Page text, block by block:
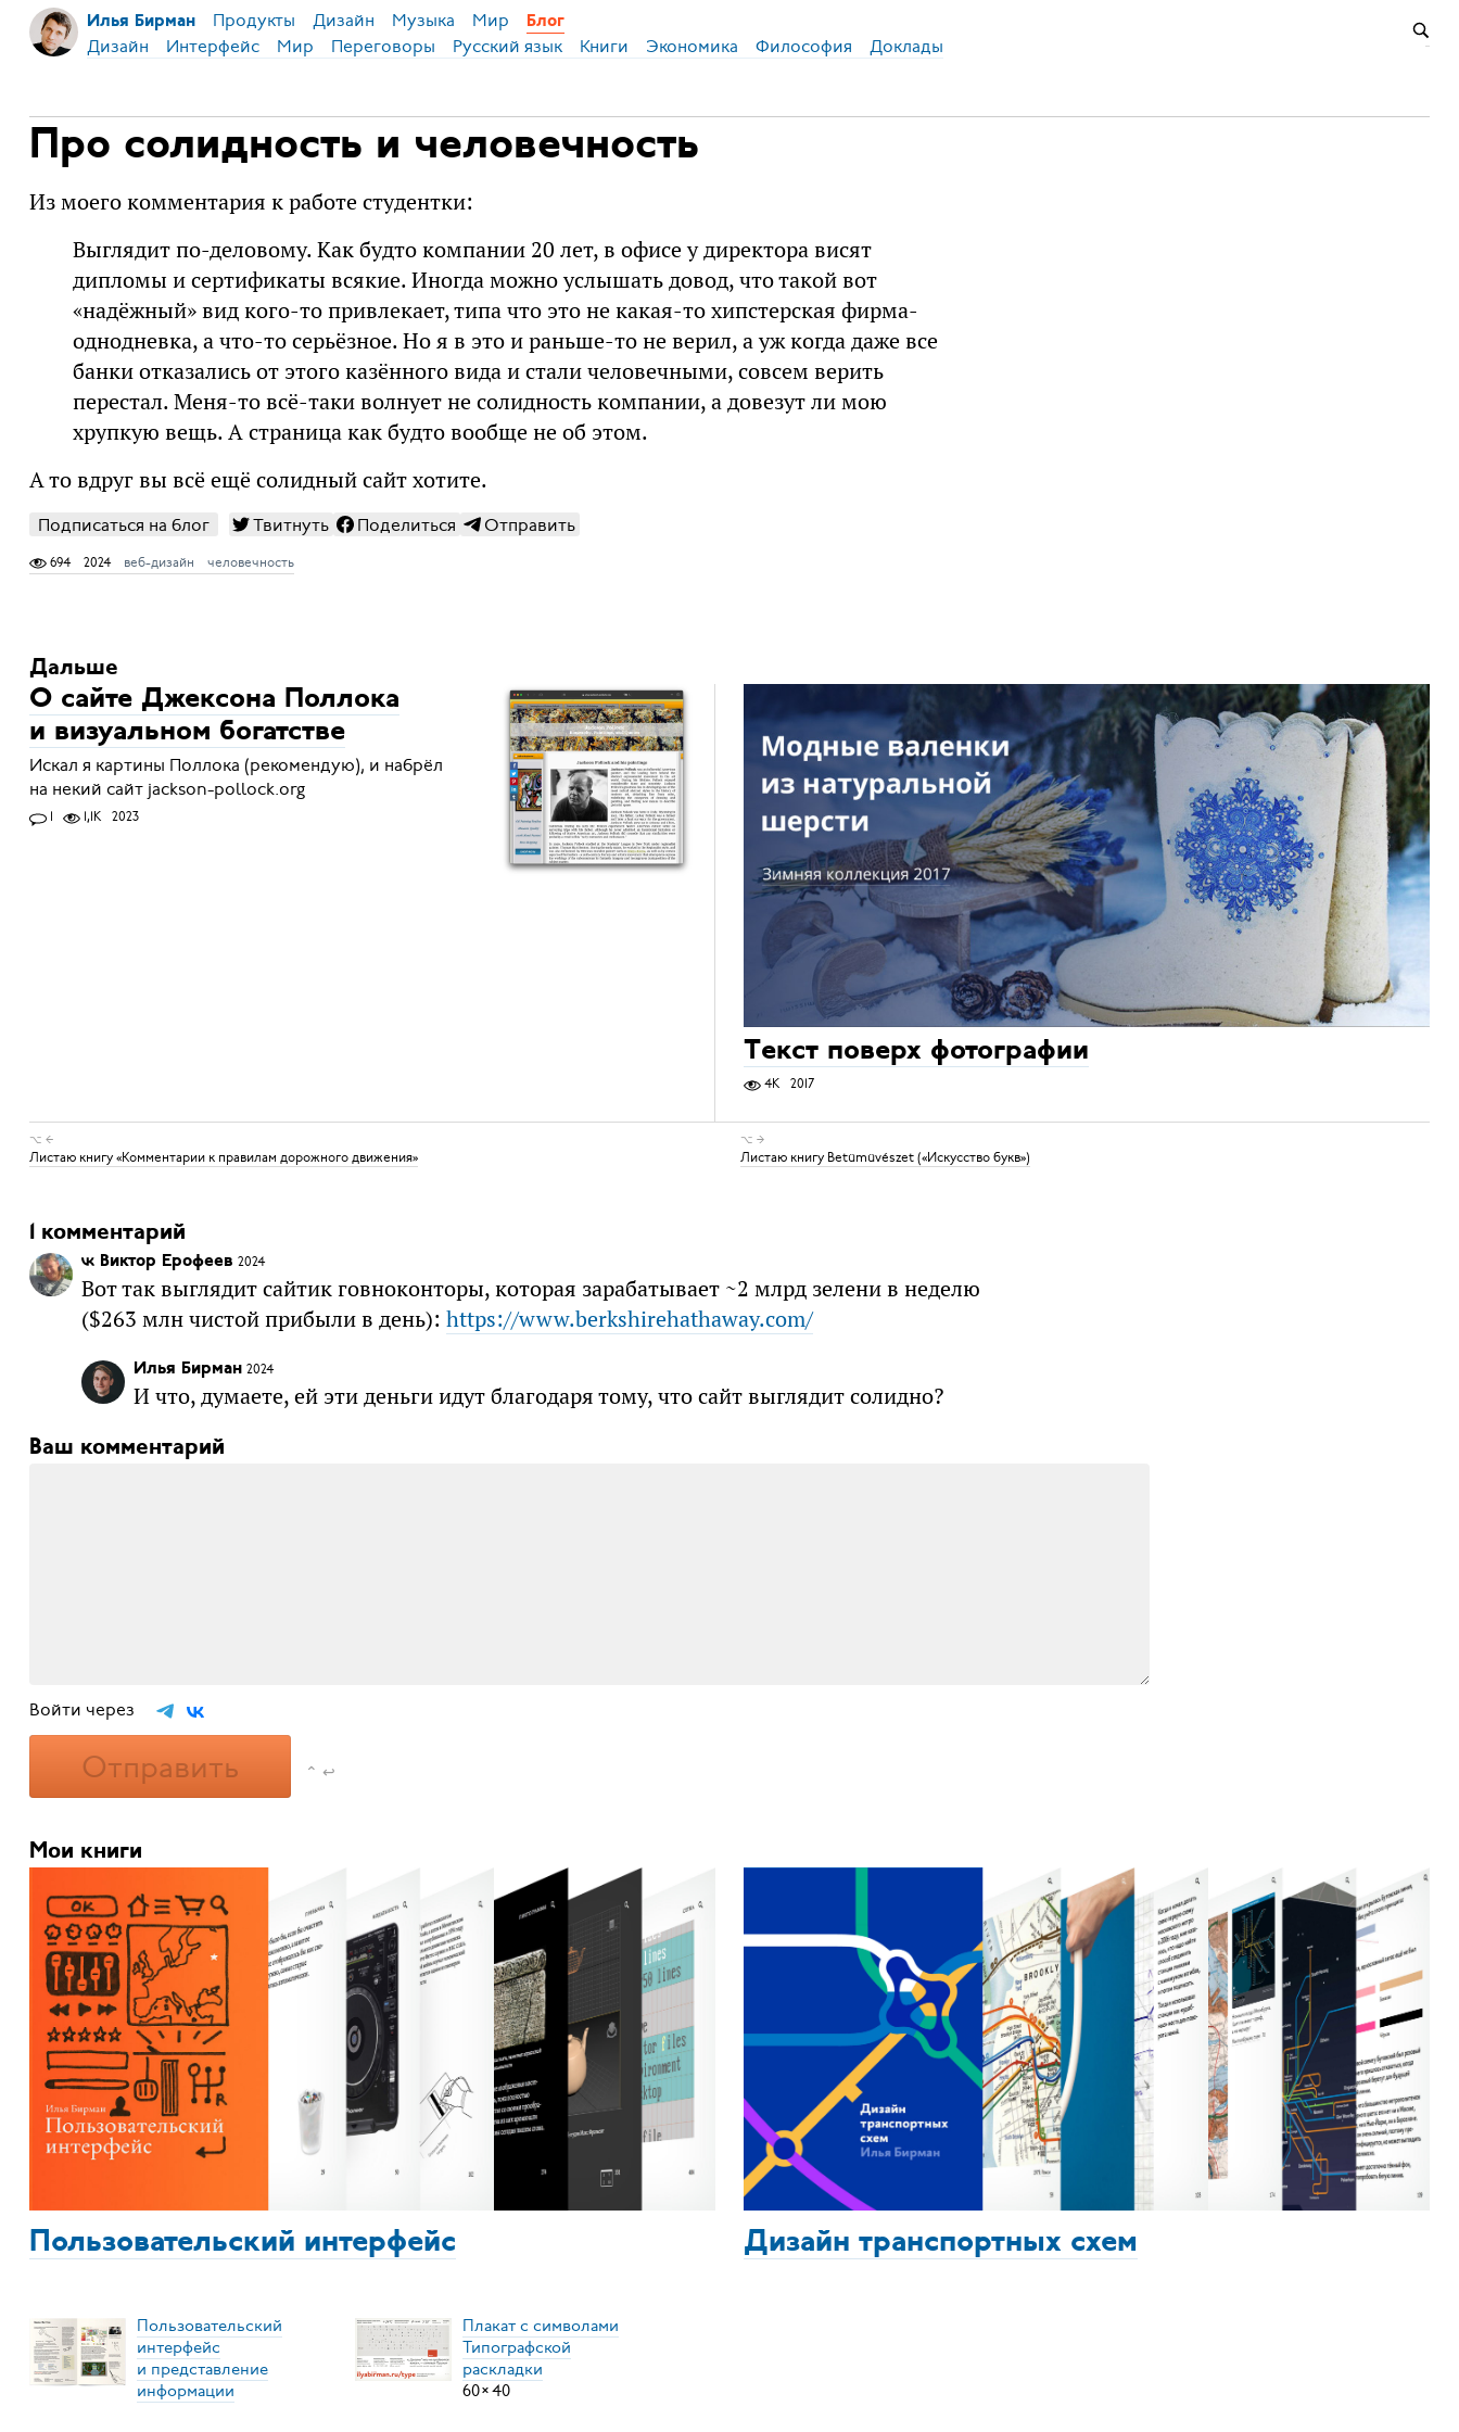
Илья Бирман Продукты Дизайн Музыка Мир Блог
Дизайн Интерфейс Мир Переговоры Русский язык Книги Экономика Философия Доклады
Про солидность и человечность
Из моего комментария к работе студентки:
Выглядит по-деловому. Как будто компании 20 лет, в офисе у директора висят
дипломы и сертификаты всякие. Иногда можно услышать довод, что такой вот
«надёжный» вид кого-то привлекает, типа что это не какая-то хипстерская фирма-
однодневка, а что-то серьёзное. Но я в это и раньше-то не верил, а уж когда даже все
банки отказались от этого казённого вида и стали человечными, совсем верить
перестал. Меня-то всё-таки волнует не солидность компании, а довезут ли мою
хрупкую вещь. А страница как будто вообще не об этом.
А то вдруг вы всё ещё солидный сайт хотите.
Подписаться на блог Твитнуть Поделиться Отправить
694 2024 веб-дизайн человечность
Дальше
О сайте Джексона Поллока
и визуальном богатстве
Искал я картины Поллока (рекомендую), и набрёл
на некий сайт jackson-pollock.org
1 1,1K 2023
Текст поверх фотографии
4K 2017
⌥ ←
Листаю книгу «Комментарии к правилам дорожного движения»
⌥ →
Листаю книгу Betűművészet («Искусство букв»)
1 комментарий
Виктор Ерофеев 2024
Вот так выглядит сайтик говноконторы, которая зарабатывает ~2 млрд зелени в неделю
($263 млн чистой прибыли в день): https://www.berkshirehathaway.com/
Илья Бирман 2024
И что, думаете, ей эти деньги идут благодаря тому, что сайт выглядит солидно?
Ваш комментарий
Войти через
Отправить ⌃ ↩
Мои книги
Пользовательский интерфейс Дизайн транспортных схем
Пользовательский
интерфейс
и представление
информации
Плакат с символами
Типографской
раскладки
60×40